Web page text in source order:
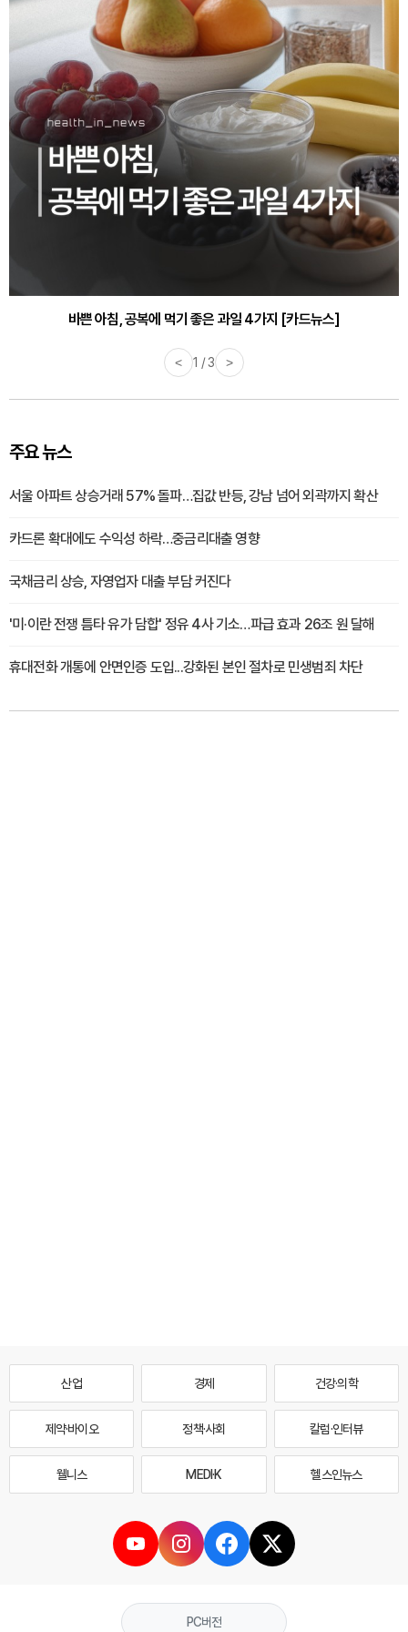
바쁜 아침, 공복에 먹기 좋은 과일 4가지 [카드뉴스]
30대부터 유병률 2배...여자에게 꼭 필요한 검사는? [카드뉴스]
< 1 / 3 >
주요 뉴스
서울 아파트 상승거래 57% 돌파…집값 반등, 강남 넘어 외곽까지 확산
카드론 확대에도 수익성 하락…중금리대출 영향
국채금리 상승, 자영업자 대출 부담 커진다
'미·이란 전쟁 틈타 유가 담합' 정유 4사 기소…파급 효과 26조 원 달해
휴대전화 개통에 안면인증 도입...강화된 본인 절차로 민생범죄 차단
산업 경제 건강·의학
제약·바이오 정책·사회 칼럼·인터뷰
웰니스 MEDI·K 헬스인뉴스
PC버전